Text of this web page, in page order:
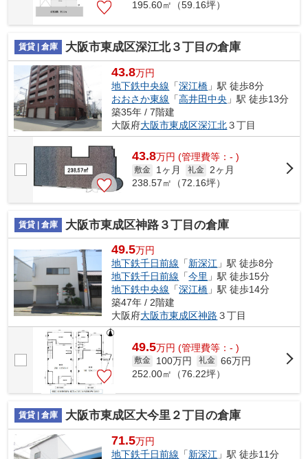
195.60㎡（59.16坪）
賃貸 | 倉庫 大阪市東成区深江北３丁目の倉庫
43.8万円
地下鉄中央線 「深江橋 」駅 徒歩8分
おおさか東線 「高井田中央 」駅 徒歩13分
築35年 / 7階建
大阪府大阪市東成区深江北３丁目
43.8万円 (管理費等：- )
敷金 1ヶ月 礼金
2ヶ月
238.57㎡（72.16坪）
賃貸 | 倉庫 大阪市東成区神路３丁目の倉庫
49.5万円
地下鉄千日前線 「新深江 」駅 徒歩8分
地下鉄千日前線 「今里 」駅 徒歩15分
地下鉄中央線 「深江橋 」駅 徒歩14分
築47年 / 2階建
大阪府大阪市東成区神路 ３丁目
49.5万円 (管理費等：- )
敷金 100万円 礼金 66万円
252.00㎡（76.22坪）
賃貸 | 倉庫 大阪市東成区大今里２丁目の倉庫
71.5万円
地下鉄千日前線 「新深江 」駅 徒歩11分